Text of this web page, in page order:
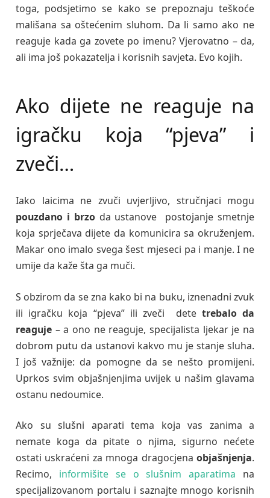
toga, podsjetimo se kako se prepoznaju teškoće
mališana sa oštećenim sluhom. Da li samo ako ne
reaguje kada ga zovete po imenu? Vjerovatno – da,
ali ima još pokazatelja i korisnih savjeta. Evo kojih.
Ako dijete ne reaguje na
igračku koja “pjeva” i
zveči…
Iako laicima ne zvuči uvjerljivo, stručnjaci mogu
pouzdano i brzoda ustanove postojanje smetnje
koja sprječava dijete da komunicira sa okruženjem.
Makar ono imalo svega šest mjeseci pa i manje. I ne
umije da kaže šta ga muči.
S obzirom da se zna kako bi na buku, iznenadni zvuk
ili igračku koja “pjeva” ili zveči dete trebalo da
reaguje – a ono ne reaguje, specijalista ljekar je na
dobrom putu da ustanovi kakvo mu je stanje sluha.
I još važnije: da pomogne da se nešto promijeni.
Uprkos svim objašnjenjima uvijek u našim glavama
ostanu nedoumice.
Ako su slušni aparati tema koja vas zanima a
nemate koga da pitate o njima, sigurno nećete
ostati uskraćeni za mnoga dragocjena objašnjenja.
Recimo, informišite se o slušnim aparatima na
specijalizovanom portalu i saznajte mnogo korisnih